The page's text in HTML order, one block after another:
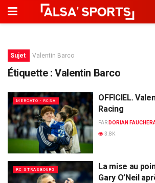
Sujet Valentin Barco
Étiquette :Valentin Barco
MERCATO - RCSA
OFFICIEL.
Racing
PAR DORIAN
3.8K
RC STRASBOURG
La mise au
Gary O’Neil